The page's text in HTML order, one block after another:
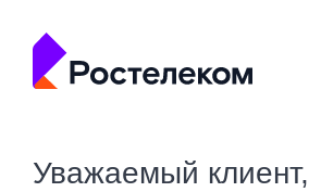
Уважаемый клиент,